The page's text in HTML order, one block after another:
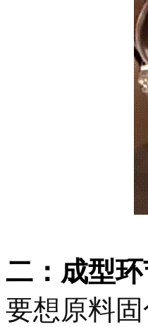
二： 成型
要想原料